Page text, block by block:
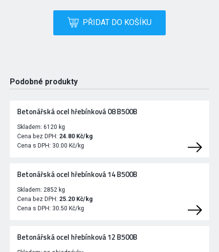
PŘIDAT DO KOŠÍKU
Podobné produkty
Betonářská ocel hřebínková 08 B500B
Skladem: 6120 kg
Cena bez DPH: 24.80 Kč/kg
Cena s DPH: 30.00 Kč/kg
Betonářská ocel hřebínková 14 B500B
Skladem: 2852 kg
Cena bez DPH: 25.20 Kč/kg
Cena s DPH: 30.50 Kč/kg
Betonářská ocel hřebínková 12 B500B